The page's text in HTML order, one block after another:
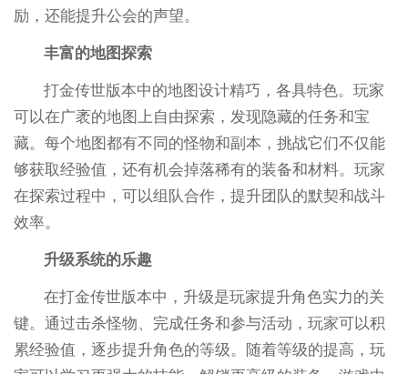
励，还能提升公会的声望。
丰富的地图探索
打金传世版本中的地图设计精巧，各具特色。玩家
可以在广袤的地图上自由探索，发现隐藏的任务和宝
藏。每个地图都有不同的怪物和副本，挑战它们不仅能
够获取经验值，还有机会掉落稀有的装备和材料。玩家
在探索过程中，可以组队合作，提升团队的默契和战斗
效率。
升级系统的乐趣
在打金传世版本中，升级是玩家提升角色实力的关
键。通过击杀怪物、完成任务和参与活动，玩家可以积
累经验值，逐步提升角色的等级。随着等级的提高，玩